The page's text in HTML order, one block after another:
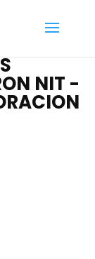
NIT -